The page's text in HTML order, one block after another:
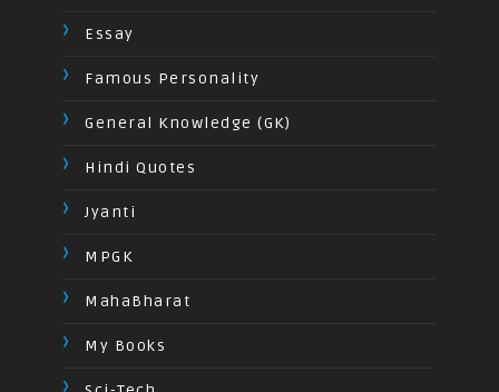
Essay
Famous Personality
General Knowledge (GK)
Hindi Quotes
Jyanti
MPGK
MahaBharat
My Books